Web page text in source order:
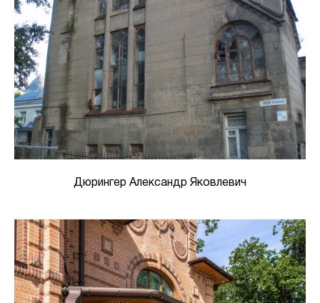
Дюрингер Александр Яковлевич